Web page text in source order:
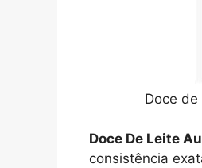
Doce
Doce De Leite
consistência